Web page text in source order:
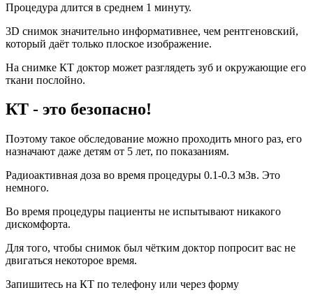
Процедура длится в среднем 1 минуту.
3D снимок значительно информативнее, чем рентгеновский,
который даёт только плоское изображение.
На снимке КТ доктор может разглядеть зуб и окружающие его
ткани послойно.
КТ - это безопасно!
Поэтому такое обследование можно проходить много раз, его
назначают даже детям от 5 лет, по показаниям.
Радиоактивная доза во время процедуры 0.1-0.3 м3в. Это
немного.
Во время процедуры пациенты не испытывают никакого
дискомфорта.
Для того, чтобы снимок был чётким доктор попросит вас не
двигаться некоторое время.
Запишитесь на КТ по телефону или через форму